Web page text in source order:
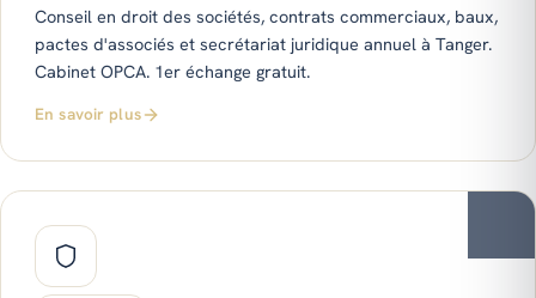
Conseil en droit des sociétés, contrats commerciaux, baux,
pactes d'associés et secrétariat juridique annuel à Tanger.
Cabinet OPCA. 1er échange gratuit.
En savoir plus